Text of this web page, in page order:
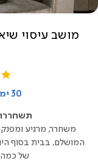
30 ימי ניסיון + שנתיים אחריות
משחרר, מרגיע ומפנק
המושלם, בבית בסוף
של כמה